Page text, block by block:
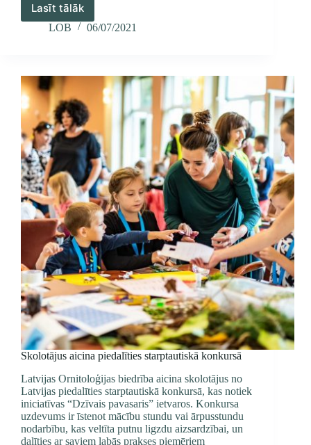
Lasīt tālāk
Gada
putna
444
laukirbes
zīmējumi
LOB 06/07/2021
Skolotājus aicina piedalīties starptautiskā konkursā
Latvijas Ornitoloģijas biedrība aicina skolotājus no
Latvijas piedalīties starptautiskā konkursā, kas notiek
iniciatīvas “Dzīvais pavasaris” ietvaros. Konkursa
uzdevums ir īstenot mācību stundu vai ārpusstundu
nodarbību, kas veltīta putnu ligzdu aizsardzībai, un
dalīties ar saviem labās prakses piemēriem